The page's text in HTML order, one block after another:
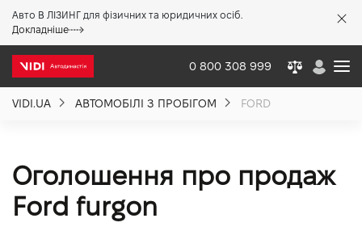
Авто В ЛІЗИНГ для фізичних та юридичних осіб.
Докладніше
0 800 308 999
VIDI.UA АВТОМОБІЛІ З ПРОБІГОМ FORD
Оголошення про продаж
Ford furgon
Акції %
Новини